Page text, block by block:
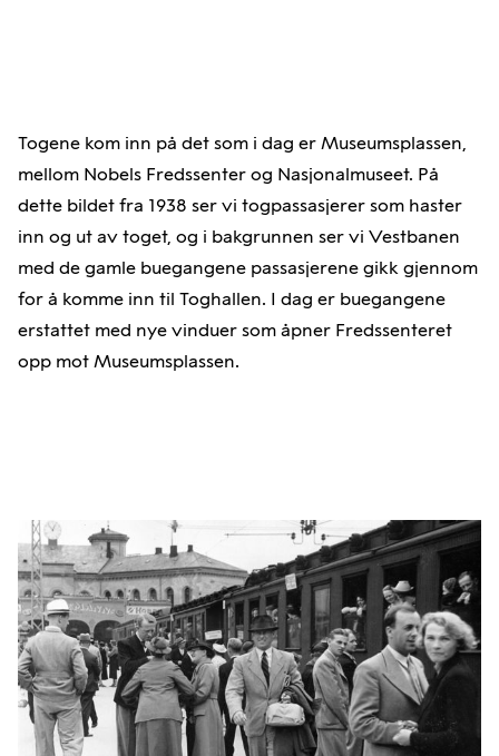
Togene kom inn på det som i dag er Museumsplassen,
mellom Nobels Fredssenter og Nasjonalmuseet. På
dette bildet fra 1938 ser vi togpassasjerer som haster
inn og ut av toget, og i bakgrunnen ser vi Vestbanen
med de gamle buegangene passasjerene gikk gjennom
for å komme inn til Toghallen. I dag er buegangene
erstattet med nye vinduer som åpner Fredssenteret
opp mot Museumsplassen.